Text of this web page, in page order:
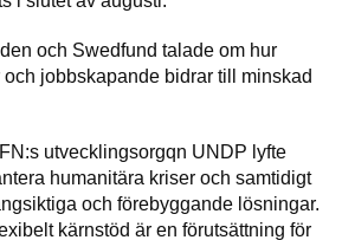
och Swedfund talade om hur
jobbskapande bidrar till minskad
utvecklingsorgqn UNDP lyfte
humanitära kriser och samtidigt
och förebyggande lösningar.
kärnstöd är en förutsättning för